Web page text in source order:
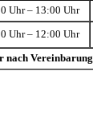
Uhr – 13:00 Uhr
Uhr – 12:00 Uhr
nach Vereinbarung